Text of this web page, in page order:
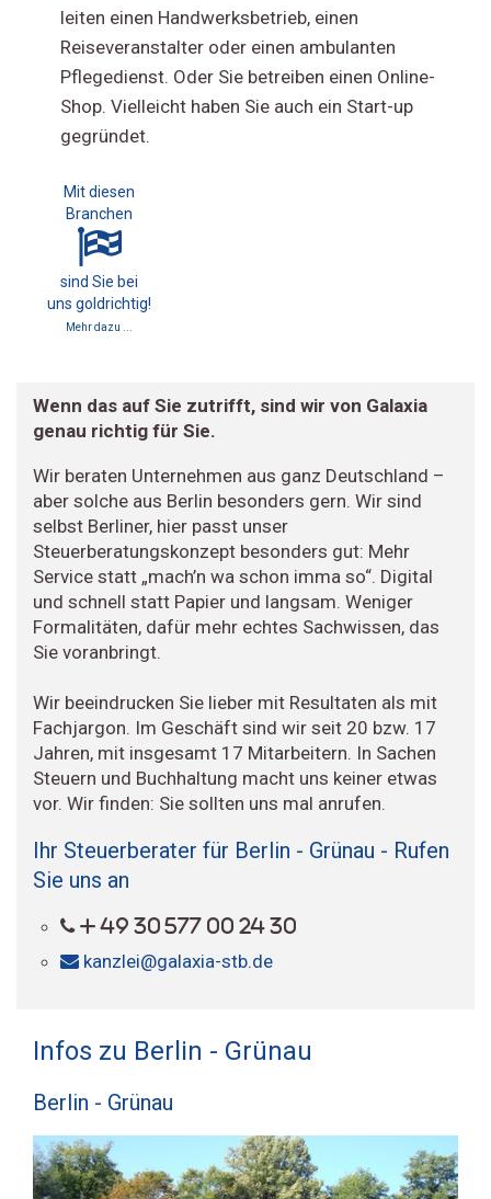
leiten einen Handwerksbetrieb, einen
Reiseveranstalter oder einen ambulanten
Pflegedienst. Oder Sie betreiben einen Online-
Shop. Vielleicht haben Sie auch ein Start-up
gegründet.
Mit diesen
Branchen
sind Sie bei
uns goldrichtig!
Mehr dazu ...
Wenn das auf Sie zutrifft, sind wir von Galaxia
genau richtig für Sie.
Wir beraten Unternehmen aus ganz Deutschland –
aber solche aus Berlin besonders gern. Wir sind
selbst Berliner, hier passt unser
Steuerberatungskonzept besonders gut: Mehr
Service statt „mach’n wa schon imma so“. Digital
und schnell statt Papier und langsam. Weniger
Formalitäten, dafür mehr echtes Sachwissen, das
Sie voranbringt.
Wir beeindrucken Sie lieber mit Resultaten als mit
Fachjargon. Im Geschäft sind wir seit 20 bzw. 17
Jahren, mit insgesamt 17 Mitarbeitern. In Sachen
Steuern und Buchhaltung macht uns keiner etwas
vor. Wir finden: Sie sollten uns mal anrufen.
Ihr Steuerberater für Berlin - Grünau - Rufen
Sie uns an
+ 49 30 577 00 24 30
kanzlei@galaxia-stb.de
Infos zu Berlin - Grünau
Berlin - Grünau